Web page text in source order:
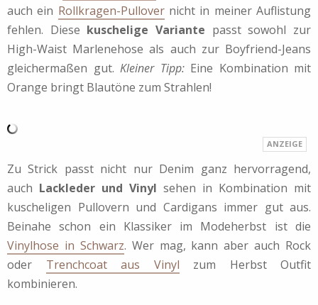
auch ein Rollkragen-Pullovernicht in meiner Auflistung
fehlen. Diese kuschelige Variante passt sowohl zur
High-Waist Marlenehose als auch zur Boyfriend-Jeans
gleichermaßen gut. Kleiner Tipp:Eine Kombination mit
Orange bringt Blautöne zum Strahlen!
Zu Strick passt nicht nur Denim ganz hervorragend,
auch Lackleder und Vinyl sehen in Kombination mit
kuscheligen Pullovern und Cardigans immer gut aus.
Beinahe schon ein Klassiker im Modeherbst ist die
Vinylhose in Schwarz. Wer mag, kann aber auch Rock
oder Trenchcoat aus Vinyl zum Herbst Outfit
kombinieren.